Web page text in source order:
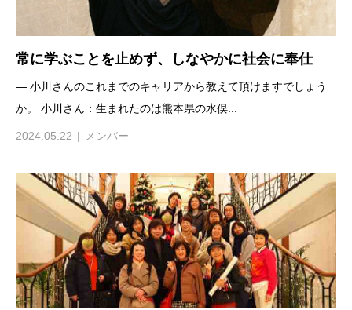
常に学ぶことを止めず、しなやかに社会に奉仕
— 小川さんのこれまでのキャリアから教えて頂けますでしょう
か。 小川さん：生まれたのは熊本県の水俣...
2024.05.22 メンバー